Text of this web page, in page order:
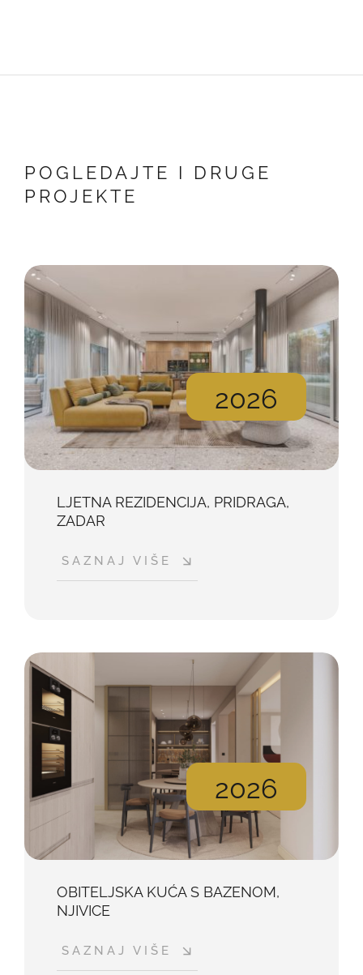
POGLEDAJTE I DRUGE
PROJEKTE
2026
LJETNA REZIDENCIJA, PRIDRAGA,
ZADAR
SAZNAJ VIŠE
2026
OBITELJSKA KUĆA S BAZENOM,
NJIVICE
SAZNAJ VIŠE